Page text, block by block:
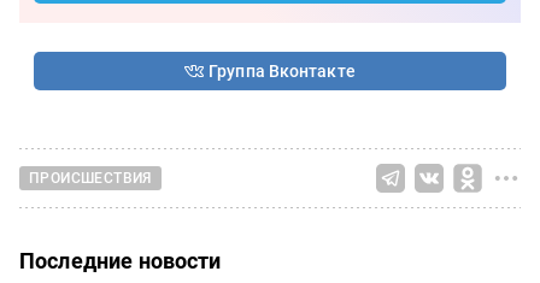
Группа Вконтакте
ПРОИСШЕСТВИЯ
Последние новости